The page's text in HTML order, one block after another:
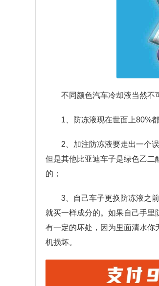
不同颜色汽车冷却液当然不
1、防冻液现在世面上80%
2、加注防冻液要走出一个
但是其他比亚迪车子是绿色乙二
的；
3、自己车子更换防冻液之
就买一样成分的。如果自己手
有一定的坏处，因为里面清水你
机损坏。